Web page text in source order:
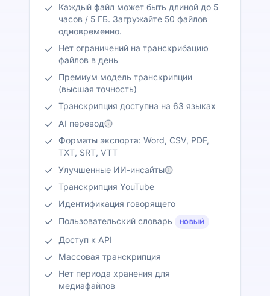
Каждый файл может быть длиной до 5
часов / 5 ГБ. Загружайте 50 файлов
одновременно.
Нет ограничений на транскрибацию
файлов в день
Премиум модель транскрипции
(высшая точность)
Транскрипция доступна на 63 языках
AI перевод
Форматы экспорта: Word, CSV, PDF,
TXT, SRT, VTT
Улучшенные ИИ-инсайты
Транскрипция YouTube
Идентификация говорящего
Пользовательский словарь
НОВЫЙ
Доступ к API
Массовая транскрипция
Нет периода хранения для
медиафайлов